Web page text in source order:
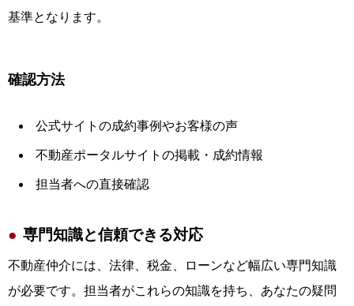
基準となります。
確認方法
公式サイトの成約事例やお客様の声
不動産ポータルサイトの掲載・成約情報
担当者への直接確認
専門知識と信頼できる対応
不動産仲介には、法律、税金、ローンなど幅広い専門知識
が必要です。担当者がこれらの知識を持ち、あなたの疑問